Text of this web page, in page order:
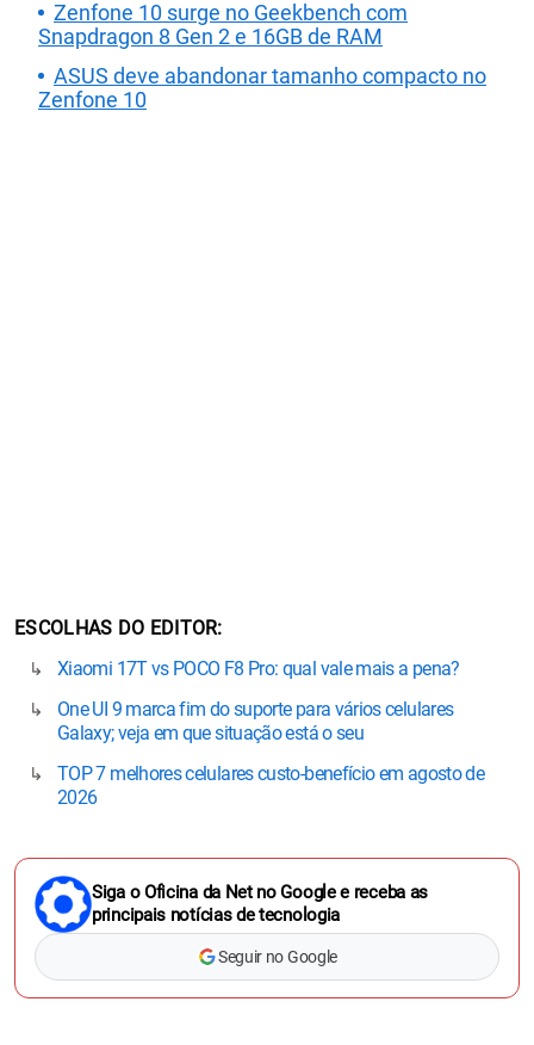
Zenfone 10 surge no Geekbench com
Snapdragon 8 Gen 2 e 16GB de RAM
ASUS deve abandonar tamanho compacto no
Zenfone 10
ESCOLHAS DO EDITOR
Xiaomi 17T vs POCO F8 Pro: qual vale mais a pena?
One UI 9 marca fim do suporte para vários celulares
Galaxy; veja em que situação está o seu
TOP 7 melhores celulares custo-benefício em agosto de
2026
Siga o Oficina da Net no Google e receba as
principais notícias de tecnologia
Seguir no Google